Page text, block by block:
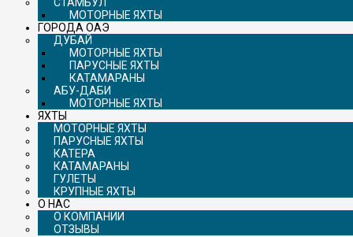
МОТОРНЫЕ ЯХТЫ
ГОРОДА ОАЭ
ДУБАЙ
МОТОРНЫЕ ЯХТЫ
ПАРУСНЫЕ ЯХТЫ
КАТАМАРАНЫ
АБУ-ДАБИ
МОТОРНЫЕ ЯХТЫ
ЯХТЫ
МОТОРНЫЕ ЯХТЫ
ПАРУСНЫЕ ЯХТЫ
КАТЕРА
КАТАМАРАНЫ
ГУЛЕТЫ
КРУПНЫЕ ЯХТЫ
О НАС
О КОМПАНИИ
ОТЗЫВЫ